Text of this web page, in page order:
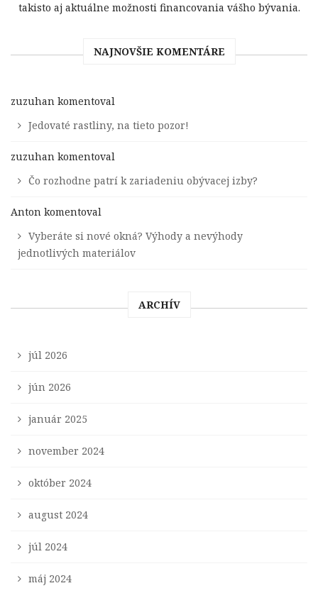
takisto aj aktuálne možnosti financovania vášho bývania.
NAJNOVŠIE KOMENTÁRE
zuzuhan komentoval
Jedovaté rastliny, na tieto pozor!
zuzuhan komentoval
Čo rozhodne patrí k zariadeniu obývacej izby?
Anton komentoval
Vyberáte si nové okná? Výhody a nevýhody
jednotlivých materiálov
ARCHÍV
júl 2026
jún 2026
január 2025
november 2024
október 2024
august 2024
júl 2024
máj 2024